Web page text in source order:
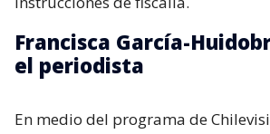
Francisca García-
el periodista
En medio del programa de